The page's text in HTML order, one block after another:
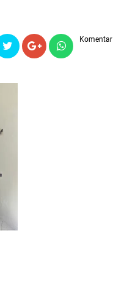
Komentar